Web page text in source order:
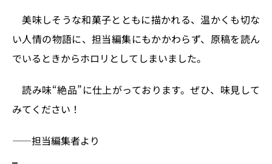
美味しそうな和菓子とともに描かれる、温かくも切な
い人情の物語に、担当編集にもかかわらず、原稿を読ん
でいるときからホロリとしてしまいました。
読み味“絶品”に仕上がっております。ぜひ、味見して
みてください！
――担当編集者より